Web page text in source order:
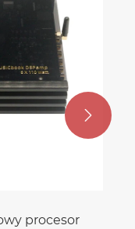
procesor
